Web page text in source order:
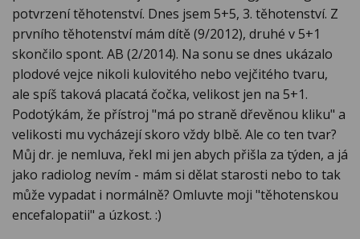
potvrzení těhotenství. Dnes jsem 5+5, 3. těhotenství. Z
prvního těhotenství mám dítě (9/2012), druhé v 5+1
skončilo spont. AB (2/2014). Na sonu se dnes ukázalo
plodové vejce nikoli kulovitého nebo vejčitého tvaru,
ale spíš taková placatá čočka, velikost jen na 5+1.
Podotýkám, že přístroj "má po straně dřevěnou kliku" a
velikosti mu vycházejí skoro vždy blbě. Ale co ten tvar?
Můj dr. je nemluva, řekl mi jen abych přišla za týden, a já
jako radiolog nevím - mám si dělat starosti nebo to tak
může vypadat i normálně? Omluvte moji "těhotenskou
encefalopatii" a úzkost. :)